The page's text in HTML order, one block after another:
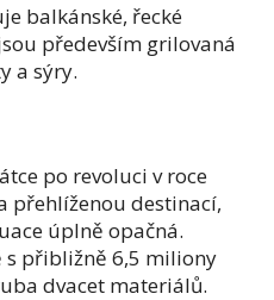
balkánské, řecké
především grilovaná
a sýry.
po revoluci v roce
přehlíženou destinací,
úplně opačná.
s přibližně 6,5 miliony
dvacet materiálů.